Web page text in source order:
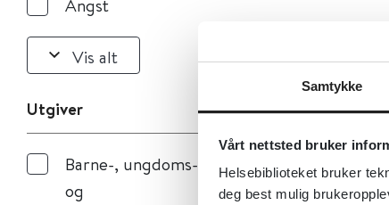
Samtykke
Vårt nettsted bruker
Helsebiblioteket bruker
deg best mulig
Angst
Vis alt
Utgiver
Barne-, ungdoms-
og